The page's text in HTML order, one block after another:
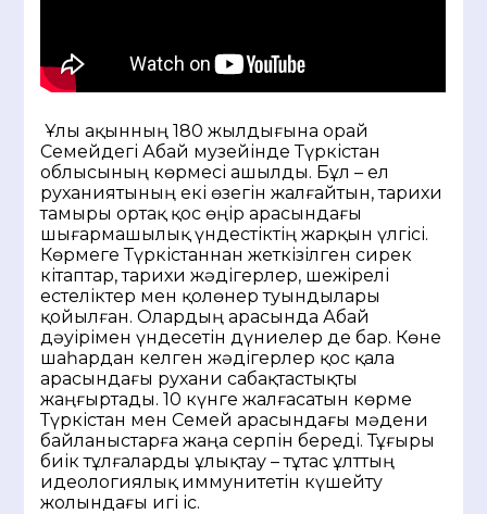
Ұлы ақынның 180 жылдығына орай
Семейдегі Абай музейінде Түркістан
облысының көрмесі ашылды. Бұл – ел
руханиятының екі өзегін жалғайтын, тарихи
тамыры ортақ қос өңір арасындағы
шығармашылық үндестіктің жарқын үлгісі.
Көрмеге Түркістаннан жеткізілген сирек
кітаптар, тарихи жәдігерлер, шежірелі
естеліктер мен қолөнер туындылары
қойылған. Олардың арасында Абай
дәуірімен үндесетін дүниелер де бар. Көне
шаһардан келген жәдігерлер қос қала
арасындағы рухани сабақтастықты
жаңғыртады. 10 күнге жалғасатын көрме
Түркістан мен Семей арасындағы мәдени
байланыстарға жаңа серпін береді. Тұғыры
биік тұлғаларды ұлықтау – тұтас ұлттың
идеологиялық иммунитетін күшейту
жолындағы игі іс.